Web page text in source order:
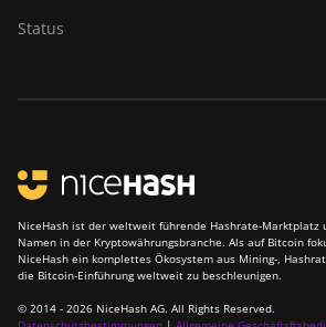
Status
NiceHash ist der weltweit führende Hashrate-Marktplatz
Namen in der Kryptowährungsbranche. Als auf Bitcoin
NiceHash ein komplettes Ökosystem aus Mining-,
die Bitcoin-Einführung weltweit zu beschleunigen.
© 2014 - 2026 NiceHash AG. All Rights Reserved.